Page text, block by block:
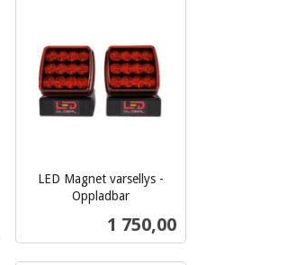
LED Magnet varsellys -
Oppladbar
Pris
1 750,00